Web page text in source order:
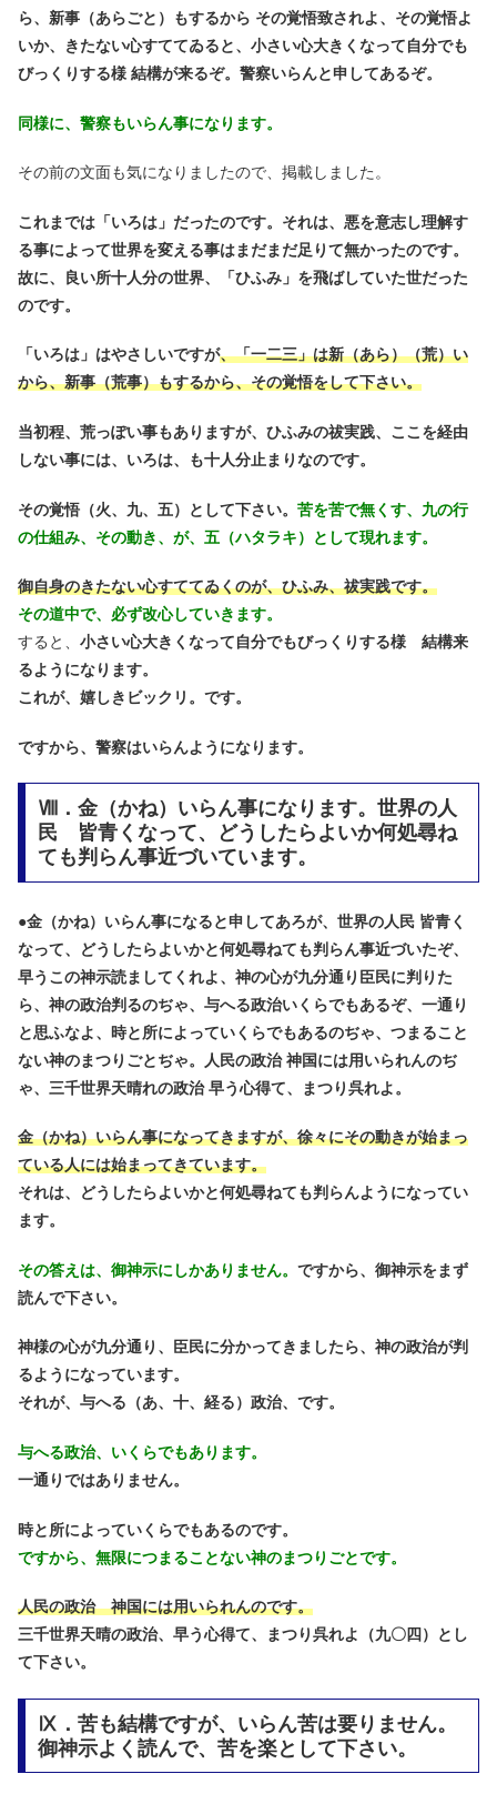
ら、新事（あらごと）もするから その覚悟致されよ、その覚悟よ
いか、きたない心すててゐると、小さい心大きくなって自分でも
びっくりする様 結構が来るぞ。警察いらんと申してあるぞ。
同様に、警察もいらん事になります。
その前の文面も気になりましたので、掲載しました。
これまでは「いろは」だったのです。それは、悪を意志し理解す
る事によって世界を変える事はまだまだ足りて無かったのです。
故に、良い所十人分の世界、「ひふみ」を飛ばしていた世だった
のです。
「いろは」はやさしいですが、「一二三」は新（あら）（荒）い
から、新事（荒事）もするから、その覚悟をして下さい。
当初程、荒っぽい事もありますが、ひふみの祓実践、ここを経由
しない事には、いろは、も十人分止まりなのです。
その覚悟（火、九、五）として下さい。 苦を苦で無くす、九の行
の仕組み、その動き、が、五（ハタラキ）として現れます。
御自身のきたない心すててゐくのが、ひふみ、祓実践です。
その道中で、必ず改心していきます。
すると、 小さい心大きくなって自分でもびっくりする様 結構来
るようになります。
これが、嬉しきビックリ。です。
ですから、警察はいらんようになります。
Ⅷ．金（かね）いらん事になります。世界の人
民 皆青くなって、どうしたらよいか何処尋ね
ても判らん事近づいています。
●金（かね）いらん事になると申してあろが、世界の人民 皆青く
なって、どうしたらよいかと何処尋ねても判らん事近づいたぞ、
早うこの神示読ましてくれよ、神の心が九分通り臣民に判りた
ら、神の政治判るのぢゃ、与へる政治いくらでもあるぞ、一通り
と思ふなよ、時と所によっていくらでもあるのぢゃ、つまること
ない神のまつりごとぢゃ。人民の政治 神国には用いられんのぢ
ゃ、三千世界天晴れの政治 早う心得て、まつり呉れよ。
金（かね）いらん事になってきますが、徐々にその動きが始まっ
ている人には始まってきています。
それは、どうしたらよいかと何処尋ねても判らんようになってい
ます。
その答えは、御神示にしかありません。 ですから、御神示をまず
読んで下さい。
神様の心が九分通り、臣民に分かってきましたら、神の政治が判
るようになっています。
それが、与へる（あ、十、経る）政治、です。
与へる政治、いくらでもあります。
一通りではありません。
時と所によっていくらでもあるのです。
ですから、無限につまることない神のまつりごとです。
人民の政治 神国には用いられんのです。
三千世界天晴の政治、早う心得て、まつり呉れよ（九〇四）とし
て下さい。
Ⅸ．苦も結構ですが、いらん苦は要りません。
御神示よく読んで、苦を楽として下さい。